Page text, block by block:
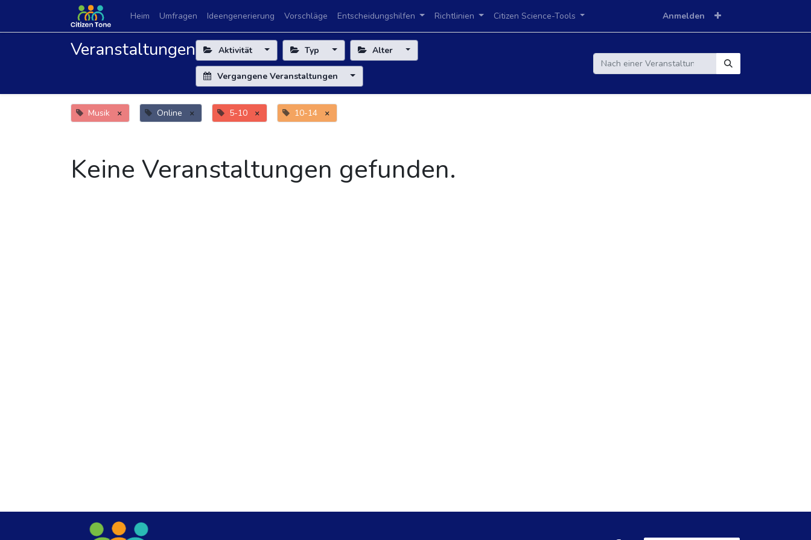
Heim Umfragen Ideengenerierung Vorschläge Entscheidungshilfen Richtlinien Citizen Science-Tools Anmelden
Veranstaltungen Aktivität Typ Alter
Vergangene Veranstaltungen
Musik × Online × 5-10 × 10-14 ×
Keine Veranstaltungen gefunden.